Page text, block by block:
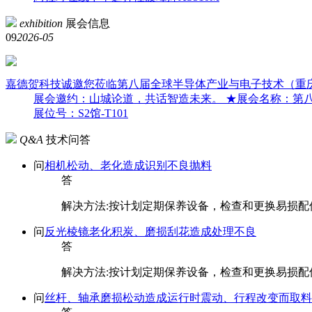
exhibition 展会信息
092026-05
嘉德贺科技诚邀您莅临第八届全球半导体产业与电子技术（重
展会邀约：山城论道，共话智造未来。 ★展会名称：
展位号：S2馆-T101
Q&A 技术问答
问相机松动、老化造成识别不良抛料
答
解决方法:按计划定期保养设备，检查和更换易损配
问 反光棱镜老化积炭、磨损刮花造成处理不良
答
解决方法:按计划定期保养设备，检查和更换易损配
问丝杆、轴承磨损松动造成运行时震动、行程改变而取